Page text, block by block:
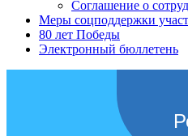
Соглашение о
Меры соцподдержки
80 лет Победы
Электронный бюллетень